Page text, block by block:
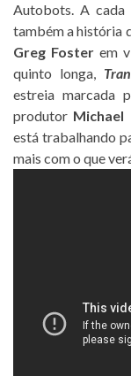
Autobots. A cada
também a história
Greg Fosterem
quinto longa,
estreia marcada
produtor Michael
está trabalhando
mais com o que